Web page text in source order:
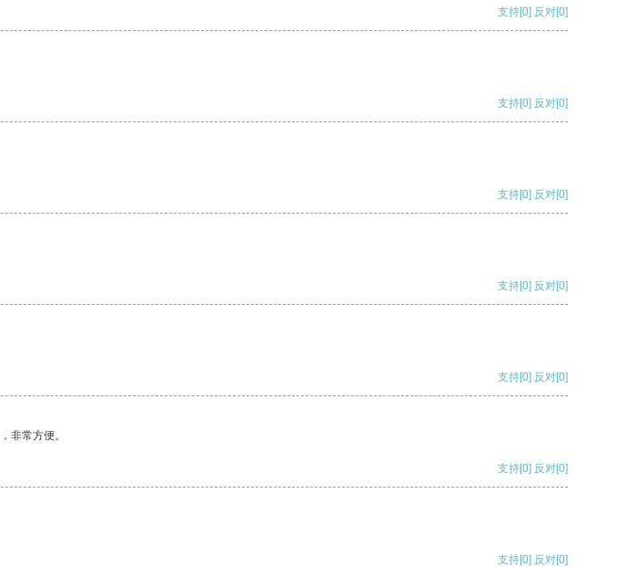
支持[0] 反对[0]
支持[0] 反对[0]
支持[0] 反对[0]
支持[0] 反对[0]
支持[0] 反对[0]
非常方便。
支持[0] 反对[0]
支持[0] 反对[0]